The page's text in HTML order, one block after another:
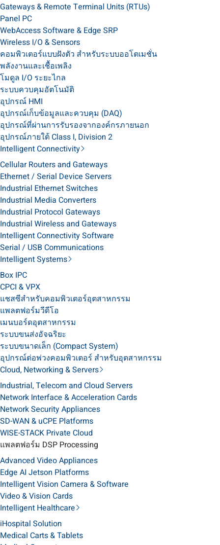
Gateways & Remote Terminal Units (RTUs)
Panel PC
WebAccess Software & Edge SRP
Wireless I/O & Sensors
คอมพิวเตอร์แบบฝังตัว สำหรับระบบออโตเมชั่น
พลังงานและเชื้อเพลิง
โมดูล I/O ระยะไกล
ระบบควบคุมอัตโนมัติ
อุปกรณ์ HMI
อุปกรณ์เก็บข้อมูลและควบคุม (DAQ)
อุปกรณ์ที่ผ่านการรับรองจากองค์กรภายนอก
อุปกรณ์ภายใต้ Class I, Division 2
Intelligent Connectivity
Cellular Routers and Gateways
Ethernet / Serial Device Servers
Industrial Ethernet Switches
Industrial Media Converters
Industrial Protocol Gateways
Industrial Wireless and Gateways
Intelligent Connectivity Software
Serial / USB Communications
Intelligent Systems
Box IPC
CPCI & VPX
แชสซีสำหรับคอมพิวเตอร์อุตสาหกรรม
แพลตฟอร์มวีดีโอ
เมนบอร์ดอุตสาหกรรม
ระบบขนส่งอัจฉริยะ
ระบบขนาดเล็ก (Compact System)
อุปกรณ์ต่อพ่วงคอมพิวเตอร์ สำหรับอุตสาหกรรม
Cloud, Networking & Servers
Industrial, Telecom and Cloud Servers
Network Interface & Acceleration Cards
Network Security Appliances
SD-WAN & uCPE Platforms
WISE-STACK Private Cloud
แพลตฟอร์ม DSP Processing
Advanced Video Appliances
Edge AI Jetson Platforms
Intelligent Vision Camera & Software
Video & Vision Cards
Intelligent Healthcare
iHospital Solution
Medical Carts & Tablets